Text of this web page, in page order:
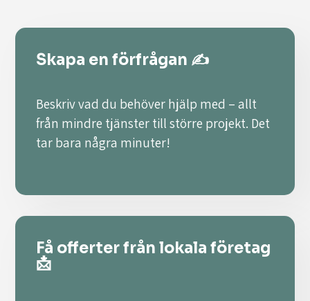
Skapa en förfrågan ✍️
Beskriv vad du behöver hjälp med – allt
från mindre tjänster till större projekt. Det
tar bara några minuter!
Få offerter från lokala företag
📩